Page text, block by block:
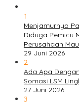
1
Menjamurnya
Diduga Pemicu
Perusahaan
29 Juni 2026
2
Ada Apa
Somasi LSM
27 Juni 2026
3